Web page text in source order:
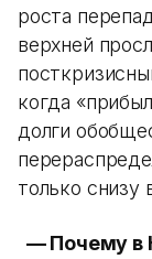
роста
верхней
когда
долги
только снизу
— Почему в